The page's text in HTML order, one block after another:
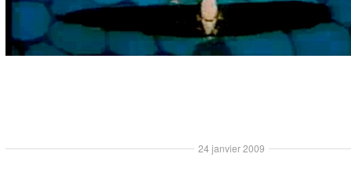
24 janvier 2009